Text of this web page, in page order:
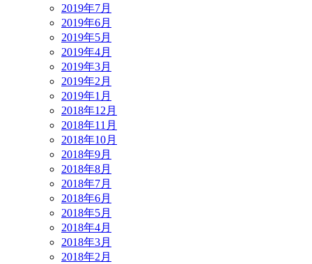
2019年7月
2019年6月
2019年5月
2019年4月
2019年3月
2019年2月
2019年1月
2018年12月
2018年11月
2018年10月
2018年9月
2018年8月
2018年7月
2018年6月
2018年5月
2018年4月
2018年3月
2018年2月